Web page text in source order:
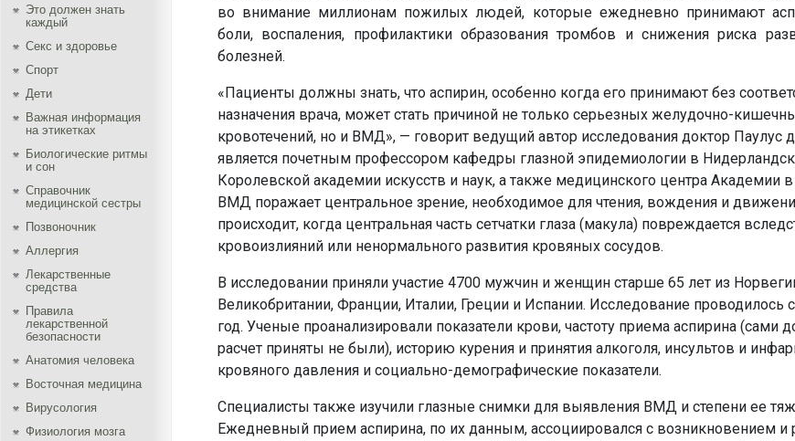
Это должен знать
каждый
Секс и здоровье
Спорт
Дети
Важная информация
на этикетках
Биологические ритмы
и сон
Справочник
медицинской сестры
Позвоночник
Аллергия
Лекарственные
средства
Правила
лекарственной
безопасности
Aнатомия человека
Восточная медицина
Вирусология
Физиология мозга
во внимание миллионам пожилых людей, которые ежедневно принимают
боли, воспаления, профилактики образования тромбов и снижения риска
болезней.
«Пациенты должны знать, что аспирин, особенно когда его принимают без
назначения врача, может стать причиной не только серьезных желудочно-
кровотечений, но и ВМД», — говорит ведущий автор исследования доктор Паулус
является почетным профессором кафедры глазной эпидемиологии в
Королевской академии искусств и наук, а также медицинского центра Академии
ВМД поражает центральное зрение, необходимое для чтения, вождения и
происходит, когда центральная часть сетчатки глаза (макула) повреждается
кровоизлияний или ненормального развития кровяных сосудов.
В исследовании приняли участие 4700 мужчин и женщин старше 65 лет из
Великобритании, Франции, Италии, Греции и Испании. Исследование проводилось
год. Ученые проанализировали показатели крови, частоту приема аспирина (сами
расчет приняты не были), историю курения и принятия алкоголя, инсультов и
кровяного давления и социально-демографические показатели.
Специалисты также изучили глазные снимки для выявления ВМД и степени ее
Ежедневный прием аспирина, по их данным, ассоциировался с возникновением и